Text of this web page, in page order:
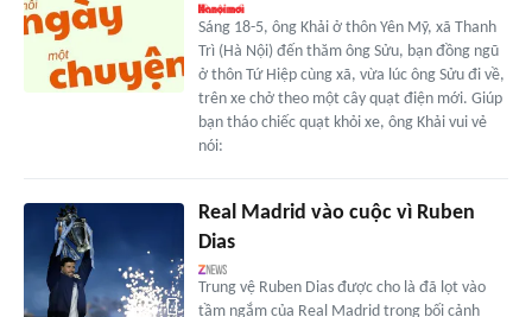
Sáng 18-5, ông Khải ở thôn Yên Mỹ, xã Thanh
Trì (Hà Nội) đến thăm ông Sửu, bạn đồng ngũ
ở thôn Tứ Hiệp cùng xã, vừa lúc ông Sửu đi về,
trên xe chở theo một cây quạt điện mới. Giúp
bạn tháo chiếc quạt khỏi xe, ông Khải vui vẻ
nói:
Real Madrid vào cuộc vì Ruben
Dias
Trung vệ Ruben Dias được cho là đã lọt vào
tầm ngắm của Real Madrid trong bối cảnh